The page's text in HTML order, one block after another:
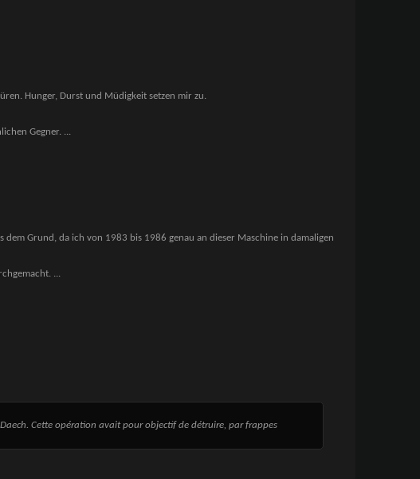
Hunger, Durst und Müdigkeit setzen mir zu.
Gegner. ...
dem Grund, da ich von 1983 bis 1986 genau an dieser Maschine in damaligen
...
Cette opération avait pour objectif de détruire, par frappes